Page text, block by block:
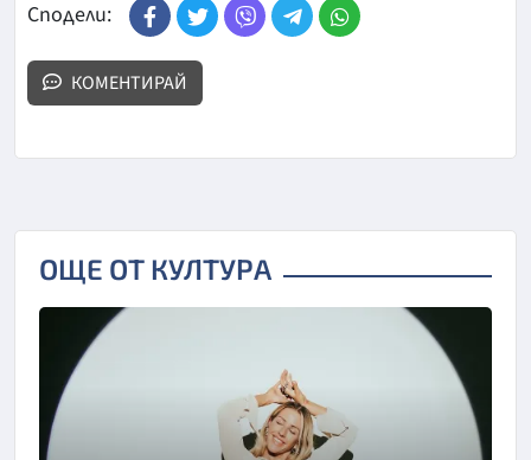
Сподели:
КОМЕНТИРАЙ
ОЩЕ ОТ КУЛТУРА